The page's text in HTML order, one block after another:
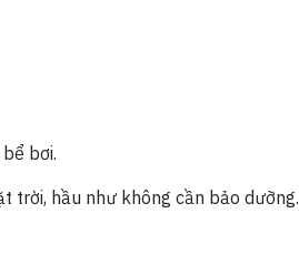
bơi.
trời, hầu như không cần bảo dưỡng.